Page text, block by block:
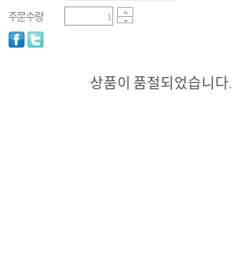
주문수량
상품이 품절되었습니다.